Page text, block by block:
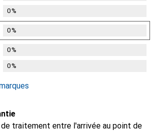
0%
0%
0%
0%
traitement entre l'arrivée au point de